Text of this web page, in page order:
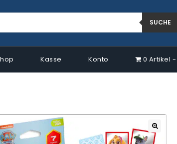
SUCHE
Kasse Konto 0 Artikel
🔍